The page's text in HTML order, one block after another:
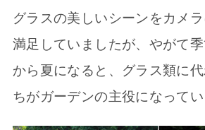
グラスの美しいシーンをカメ
満足していましたが、やがて
から夏になると、グラス類に
ちがガーデンの主役になってい